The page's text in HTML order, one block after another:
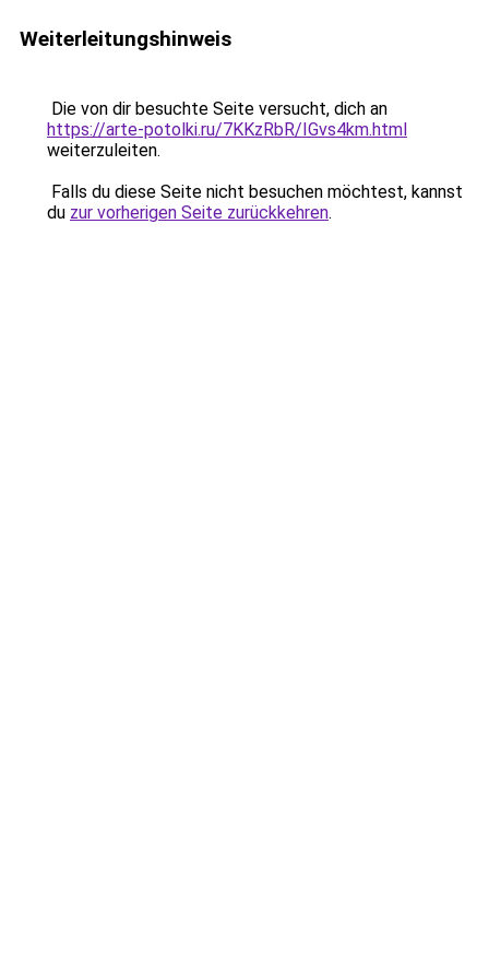
Weiterleitungshinweis
Die von dir besuchte Seite versucht, dich an
https://arte-potolki.ru/7KKzRbR/IGvs4km.html
weiterzuleiten.
Falls du diese Seite nicht besuchen möchtest, kannst
du zur vorherigen Seite zurückkehren.